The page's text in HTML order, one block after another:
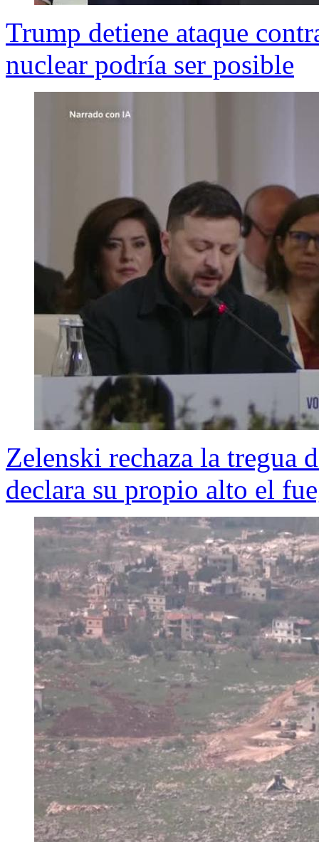
Trump detiene ataque
nuclear podría ser posible
Zelenski rechaza la tregua
declara su propio alto el